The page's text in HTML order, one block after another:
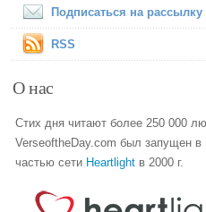
Подписаться на рассылку
RSS
О нас
Стих дня читают более 250 000
VerseoftheDay.com был запущен
частью сети Heartlight в 2000 г.